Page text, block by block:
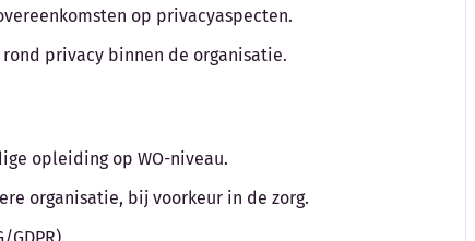
op privacyaspecten.
privacy binnen de organisatie.
opleiding op WO-niveau.
organisatie, bij voorkeur in de zorg.
GDPR).